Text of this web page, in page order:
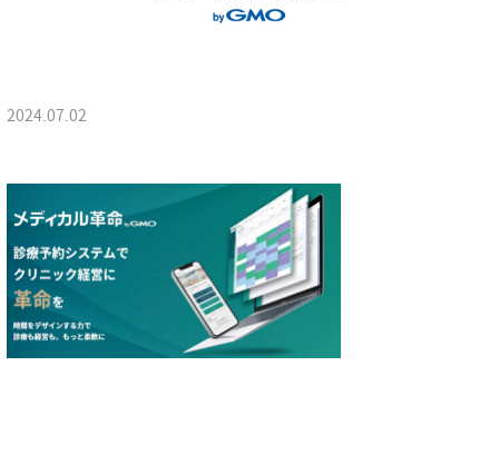
2024.07.02